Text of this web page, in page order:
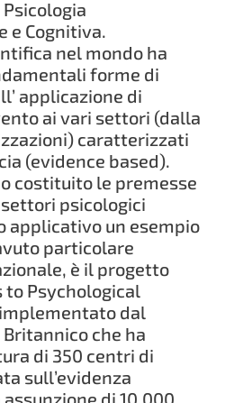
e Cognitiva.
nel mondo ha
forme di
applicazione di
ai vari settori (dalla
caratterizzati
(evidence based).
costituito le premesse
psicologici
applicativo un esempio
particolare
è il progetto
to Psychological
dal
che ha
di 350 centri di
sull’evidenza
di 10.000